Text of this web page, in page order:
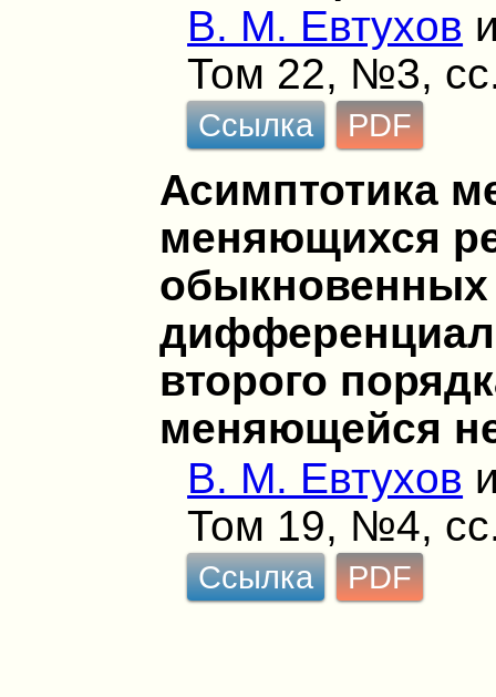
В. М. Евтухов
Том 22, №3,
Ссылка PDF
Асимптотика
меняющихся
второго
меняющейся
В. М. Евтухов
Том 19, №4,
Ссылка PDF